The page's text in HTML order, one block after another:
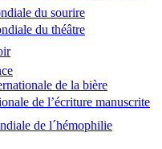
du sourire
du théâtre
de la bière
de l’écriture manuscrite
de l´hémophilie